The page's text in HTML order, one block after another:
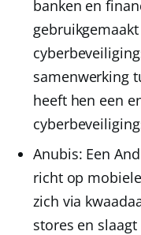
banken en
samenwerking
heeft hen een
Anubis: Een
richt op
zich via
stores en